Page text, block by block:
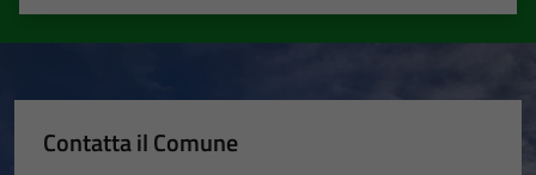
Valuta 5 stelle su 5
Valuta 4 stelle su 5
Valuta 3 stelle su 5
Valuta 2 stelle su 5
Valuta 1 stelle su 5
Contatta il Comune